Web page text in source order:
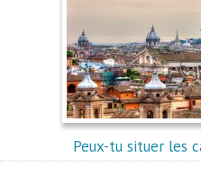
Peux-tu situer les